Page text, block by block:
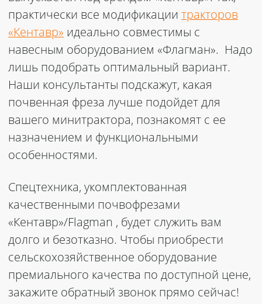
практически все модификации тракторов
«Кентавр» идеально совместимы с
навесным оборудованием «Флагман». Надо
лишь подобрать оптимальный вариант.
Наши консультанты подскажут, какая
почвенная фреза лучше подойдет для
вашего минитрактора, познакомят с ее
назначением и функциональными
особенностями.
Спецтехника, укомплектованная
качественными почвофрезами
«Кентавр»/Flagman , будет служить вам
долго и безотказно. Чтобы приобрести
сельскохозяйственное оборудование
премиального качества по доступной цене,
закажите обратный звонок прямо сейчас!